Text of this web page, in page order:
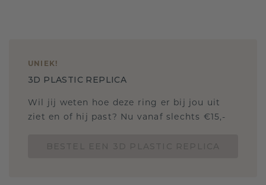
UNIEK!
3D PLASTIC REPLICA
Wil jij weten hoe deze ring er bij jou uit
ziet en of hij past? Nu vanaf slechts €15,-